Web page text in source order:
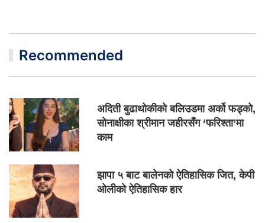
Recommended
अदिती बुढाथोकीको बलिउडमा अर्को फड्को,
सोनाक्षीका श्रीमान जहीरसँग ‘फरिश्ता’मा
काम
झापा ५ बाट बालेनको ऐतिहासिक जित, केपी
ओलीको ऐतिहासिक हार